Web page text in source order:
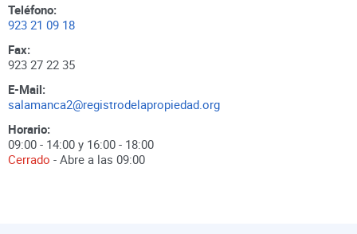
Teléfono:
923 21 09 18
Fax:
923 27 22 35
E-Mail:
salamanca2@registrodelapropiedad.org
Horario:
09:00 - 14:00 y 16:00 - 18:00
Cerrado - Abre a las 09:00